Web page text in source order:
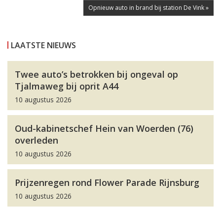
Opnieuw auto in brand bij station De Vink »
LAATSTE NIEUWS
Twee auto’s betrokken bij ongeval op
Tjalmaweg bij oprit A44
10 augustus 2026
Oud-kabinetschef Hein van Woerden (76)
overleden
10 augustus 2026
Prijzenregen rond Flower Parade Rijnsburg
10 augustus 2026